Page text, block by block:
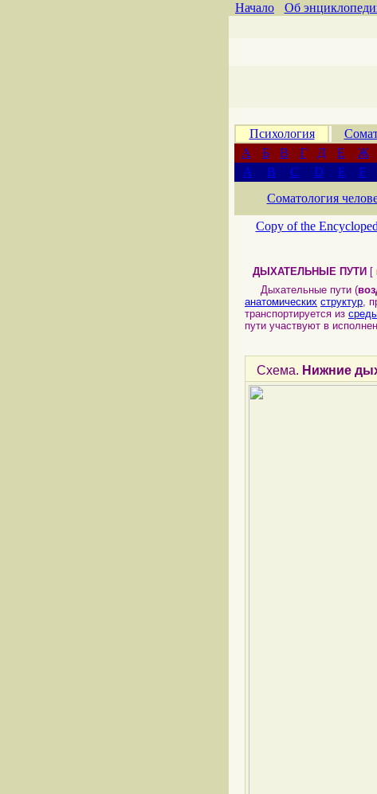
Начало Об
Психология
А
Б В Г Д Е Ж
A
B C D E F
Соматология
Copy of the
ДЫХАТЕЛЬНЫЕ ПУТИ [
Дыхательные пути (
анатомических структур,
транспортируется из
пути участвуют в
Схема. Нижние